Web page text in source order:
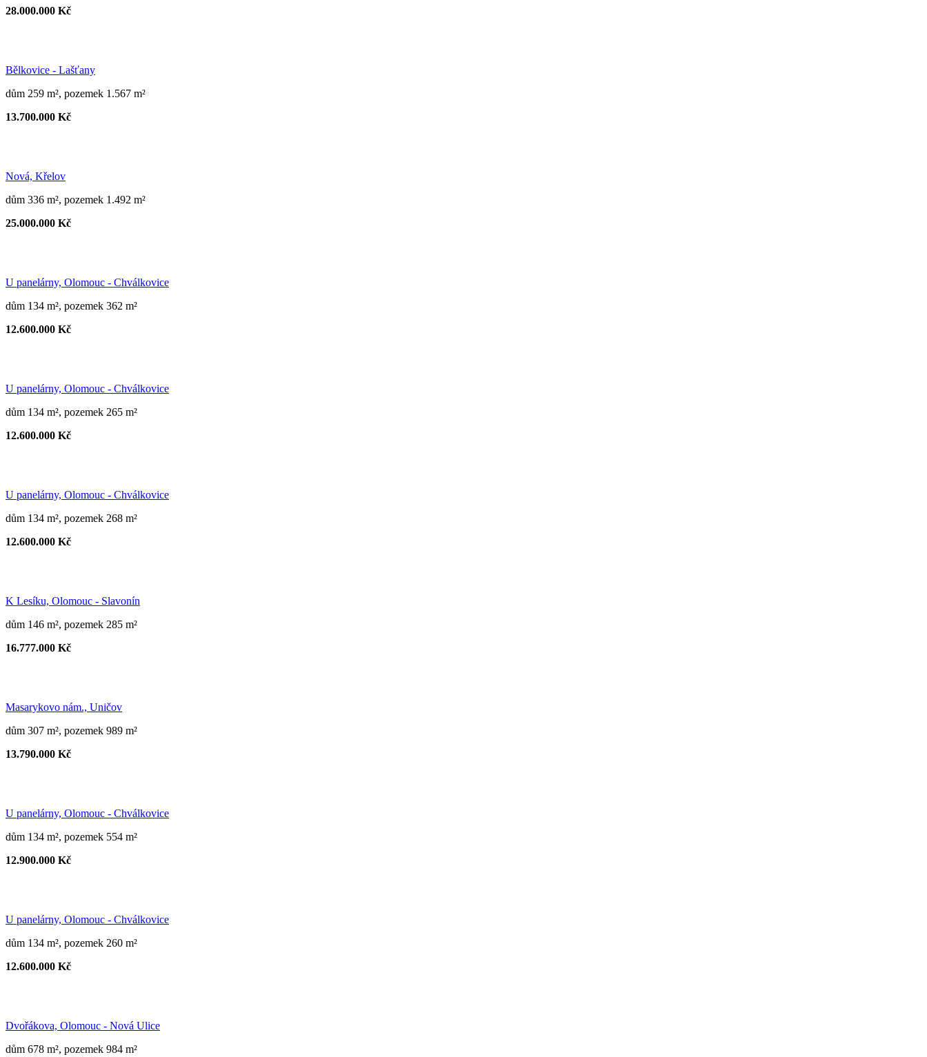
28.000.000 Kč
Bělkovice - Lašťany
dům 259 m², pozemek 1.567 m²
13.700.000 Kč
Nová, Křelov
dům 336 m², pozemek 1.492 m²
25.000.000 Kč
U panelárny, Olomouc - Chválkovice
dům 134 m², pozemek 362 m²
12.600.000 Kč
U panelárny, Olomouc - Chválkovice
dům 134 m², pozemek 265 m²
12.600.000 Kč
U panelárny, Olomouc - Chválkovice
dům 134 m², pozemek 268 m²
12.600.000 Kč
K Lesíku, Olomouc - Slavonín
dům 146 m², pozemek 285 m²
16.777.000 Kč
Masarykovo nám., Uničov
dům 307 m², pozemek 989 m²
13.790.000 Kč
U panelárny, Olomouc - Chválkovice
dům 134 m², pozemek 554 m²
12.900.000 Kč
U panelárny, Olomouc - Chválkovice
dům 134 m², pozemek 260 m²
12.600.000 Kč
Dvořákova, Olomouc - Nová Ulice
dům 678 m², pozemek 984 m²